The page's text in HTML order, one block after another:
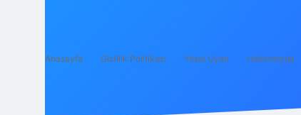
Anasayfa Gizlilik Politikası Yasal Uyarı Hakkımızda